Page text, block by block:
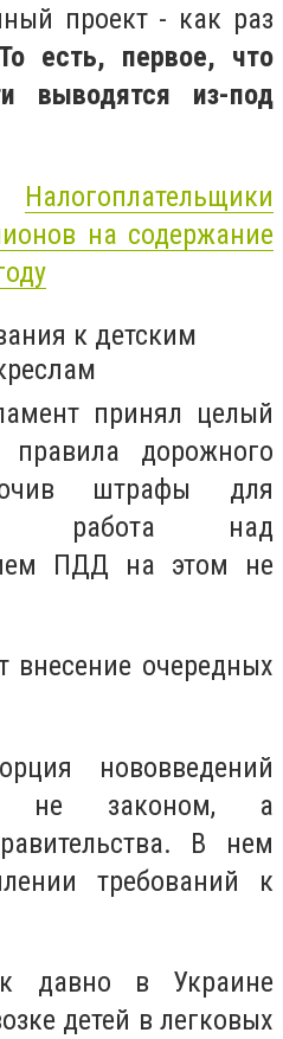
проект - как раз
То есть, первое, что
выводятся из-под
Налогоплательщики
на содержание
к детским
принял целый
дорожного
штрафы для
работа над
ПДД на этом не
внесение очередных
нововведений
не законом, а
В нем
требований к
давно в Украине
детей в легковых